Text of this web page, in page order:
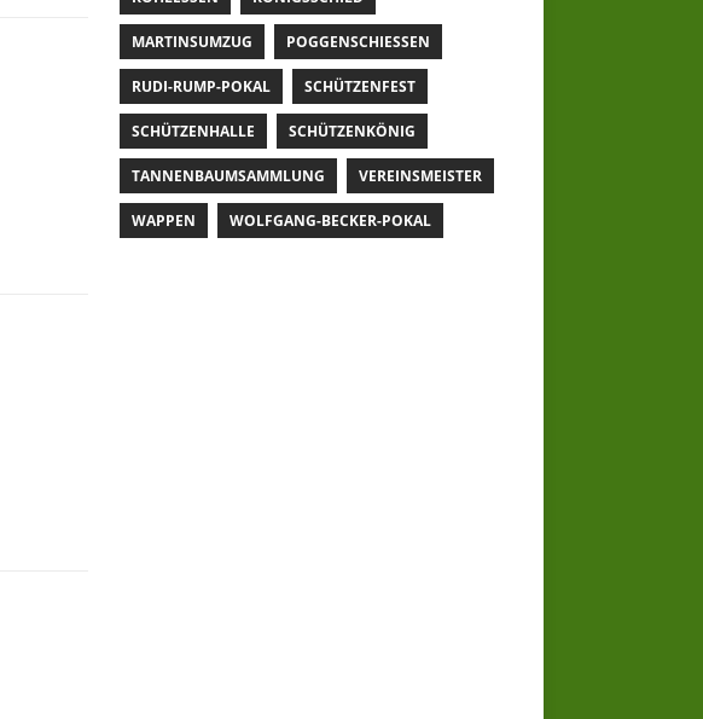
MARTINSUMZUG POGGENSCHIESSEN
RUDI-RUMP-POKAL SCHÜTZENFEST
SCHÜTZENHALLE SCHÜTZENKÖNIG
TANNENBAUMSAMMLUNG VEREINSMEISTER
WAPPEN WOLFGANG-BECKER-POKAL